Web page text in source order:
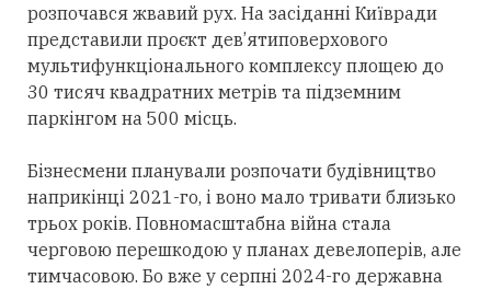
розпочався жвавий рух. На засіданні Київради
представили проєкт дев’ятиповерхового
мультифункціонального комплексу площею до
30 тисяч квадратних метрів та підземним
паркінгом на 500 місць.
Бізнесмени планували розпочати будівництво
наприкінці 2021-го, і воно мало тривати близько
трьох років. Повномасштабна війна стала
черговою перешкодою у планах девелоперів, але
тимчасовою. Бо вже у серпні 2024-го державна